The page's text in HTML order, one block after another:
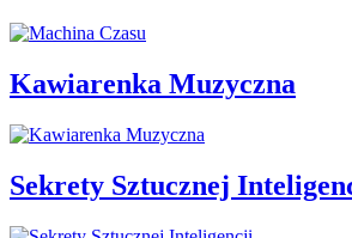
Kawiarenka Muzyczna
Sekrety Sztucznej